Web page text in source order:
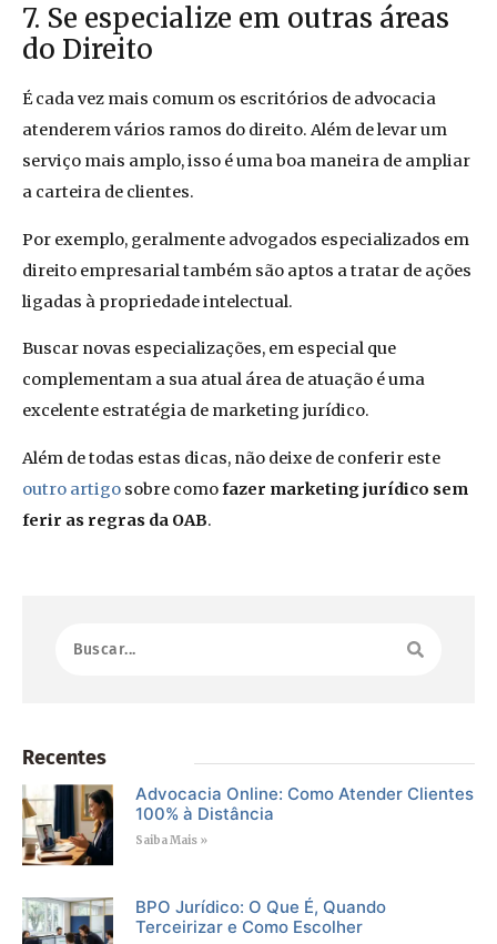
7. Se especialize em outras áreas
do Direito
É cada vez mais comum os escritórios de advocacia
atenderem vários ramos do direito. Além de levar um
serviço mais amplo, isso é uma boa maneira de ampliar
a carteira de clientes.
Por exemplo, geralmente advogados especializados em
direito empresarial também são aptos a tratar de ações
ligadas à propriedade intelectual.
Buscar novas especializações, em especial que
complementam a sua atual área de atuação é uma
excelente estratégia de marketing jurídico.
Além de todas estas dicas, não deixe de conferir este
outro artigo sobre comofazer marketing jurídico sem
ferir as regras da OAB.
Recentes
Advocacia Online: Como Atender Clientes
100% à Distância
Saiba Mais »
BPO Jurídico: O Que É, Quando
Terceirizar e Como Escolher